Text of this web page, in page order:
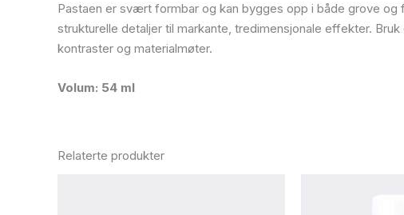
Pastaen er svært formbar og kan bygges opp i både grove
strukturelle detaljer til markante, tredimensjonale effekter.
kontraster og materialmøter.
Volum: 54 ml
Relaterte produkter